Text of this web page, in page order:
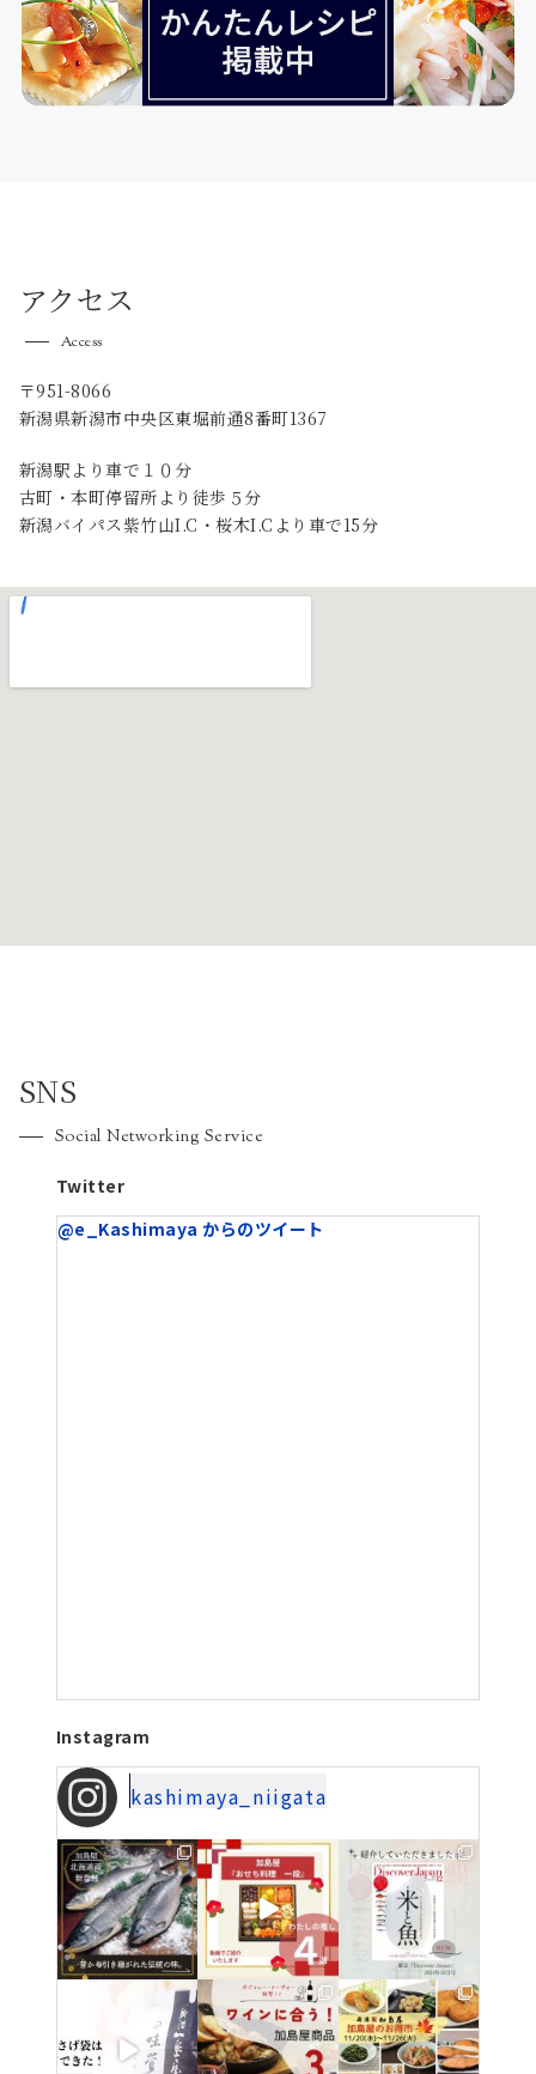
アクセス
Access
〒951-8066
新潟県新潟市中央区東堀前通8番町1367
新潟駅より車で１０分
古町・本町停留所より徒歩５分
新潟バイパス紫竹山I.C・桜木I.Cより車で15分
SNS
Social Networking Service
Twitter
@e_Kashimaya からのツイート
Instagram
kashimaya_niigata